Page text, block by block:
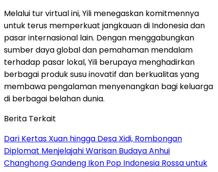
Melalui tur virtual ini, Yili menegaskan komitmennya
untuk terus memperkuat jangkauan di Indonesia dan
pasar internasional lain. Dengan menggabungkan
sumber daya global dan pemahaman mendalam
terhadap pasar lokal, Yili berupaya menghadirkan
berbagai produk susu inovatif dan berkualitas yang
membawa pengalaman menyenangkan bagi keluarga
di berbagai belahan dunia.
Berita Terkait
Dari Kertas Xuan hingga Desa Xidi, Rombongan
Diplomat Menjelajahi Warisan Budaya Anhui
Changhong Gandeng Ikon Pop Indonesia Rossa untuk